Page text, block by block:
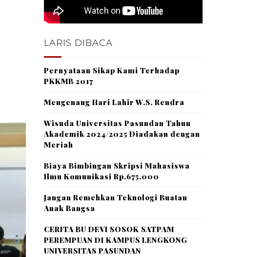
LARIS DIBACA
Pernyataan Sikap Kami Terhadap
PKKMB 2017
Mengenang Hari Lahir W.S. Rendra
Wisuda Universitas Pasundan Tahun
Akademik 2024/2025 Diadakan dengan
Meriah
Biaya Bimbingan Skripsi Mahasiswa
Ilmu Komunikasi Rp.675.000
Jangan Remehkan Teknologi Buatan
Anak Bangsa
CERITA BU DEVI SOSOK SATPAM
PEREMPUAN DI KAMPUS LENGKONG
UNIVERSITAS PASUNDAN